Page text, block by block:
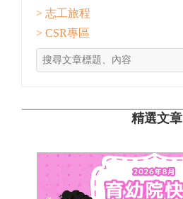
> 志工旅程
> CSR專區
精選文章